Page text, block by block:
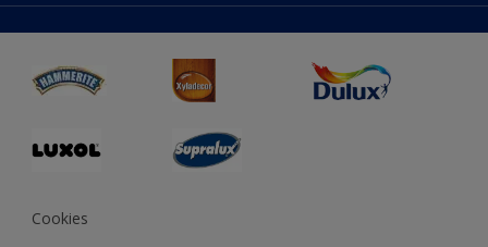
duluxprodejnabarev.cz
duluxpredajnafarieb.sk
Cookies